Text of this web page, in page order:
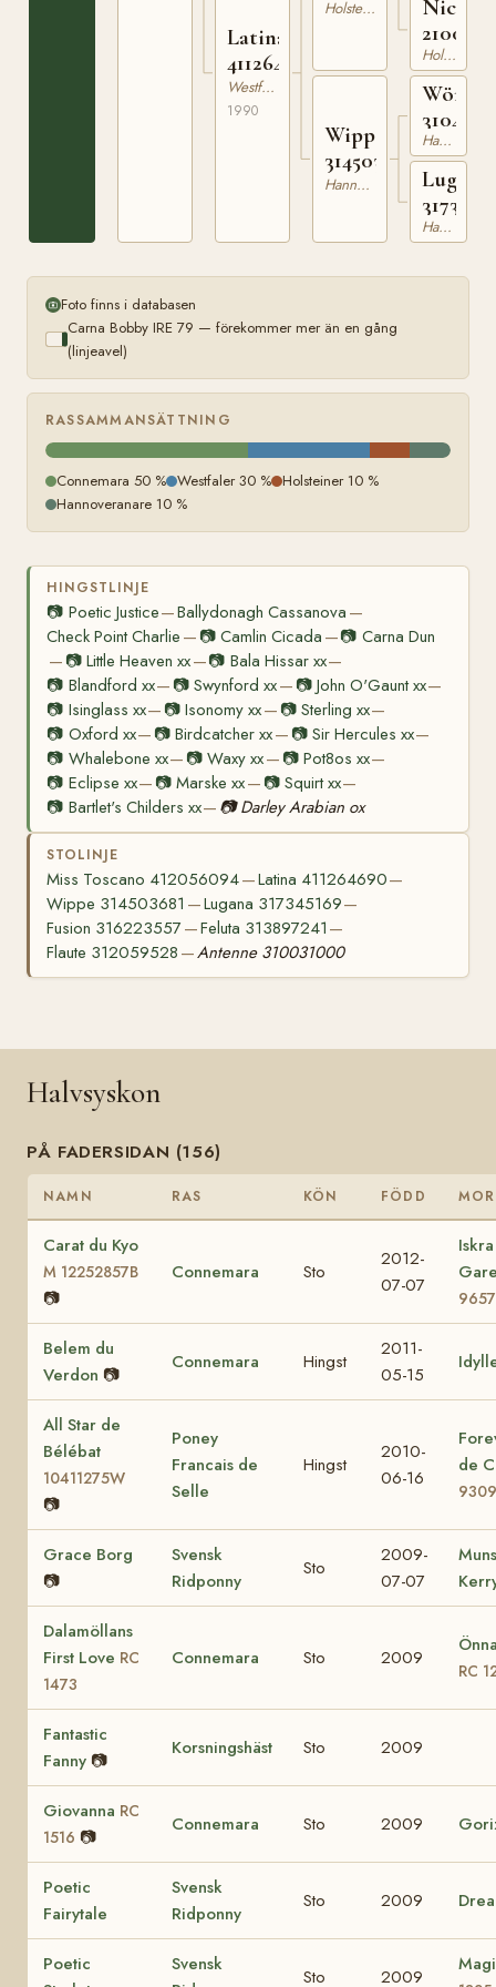
Latina
411264690
Westfaler
1990
210131986
Holsteiner
Wippe
314503681
Hannoveranare
Nicol
Holsteiner
Hannoveranare
Lugana
Hannoveranare
Foto finns i databasen
Carna Bobby IRE 79 — förekommer mer än en gång
(linjeavel)
RASSAMMANSÄTTNING
Connemara 50 % Westfaler 30 % Holsteiner 10 %
Hannoveranare 10 %
HINGSTLINJE
📷 Poetic Justice—Ballydonagh Cassanova —
Check Point Charlie — 📷Camlin Cicada —📷 Carna Dun
— 📷Little Heaven xx—📷 Bala Hissar xx—
📷 Blandford xx— 📷Swynford xx— 📷John O'Gaunt xx—
📷 Isinglass xx— 📷Isonomy xx— 📷 Sterling xx—
📷 Oxford xx— 📷Birdcatcher xx— 📷 Sir Hercules xx—
📷 Whalebone xx— 📷Waxy xx— 📷 Pot8os xx—
📷 Eclipse xx— 📷Marske xx— 📷 Squirt xx—
📷 Bartlet's Childers xx— 📷 Darley Arabian ox
STOLINJE
Miss Toscano 412056094—Latina 411264690—
Wippe 314503681 —Lugana 317345169—
Fusion 316223557 —Feluta 313897241 —
Flaute 312059528 —Antenne 310031000
Halvsyskon
PÅ FADERSIDAN (156)
NAMN RAS KÖN FÖDD MOR
Carat du Kyo
M 12252857B
📷
Connemara Sto
2012-
07-07
Belem du
Verdon 📷
Connemara Hingst
2011-
05-15
All Star de
Bélébat
10411275W
📷
Poney
Francais de
Selle
Hingst
2010-
06-16
de
Grace Borg
📷
Svensk
Ridponny
Sto
2009-
07-07
Dalamöllans
First Love RC
1473
Connemara Sto 2009
RC
Fantastic
Fanny 📷
Korsningshäst Sto 2009
Giovanna RC
1516 📷
Connemara Sto 2009
Poetic
Fairytale
Svensk
Ridponny
Sto 2009
Poetic
Svensk
Sto 2009